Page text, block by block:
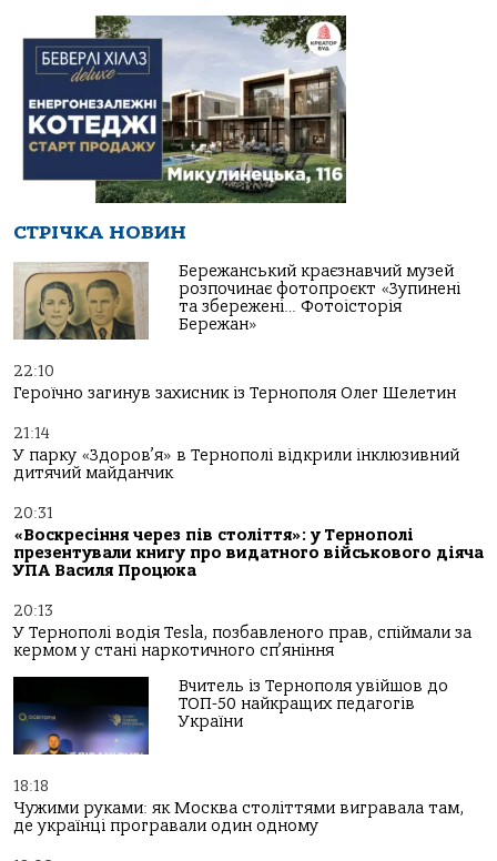
СТРІЧКА НОВИН
Бережанський краєзнавчий музей
розпочинає фотопроєкт «Зупинені
та збережені… Фотоісторія
Бережан»
22:10
Героїчно загинув захисник із Тернополя Олег Шелетин
21:14
У парку «Здоров’я» в Тернополі відкрили інклюзивний
дитячий майданчик
20:31
«Воскресіння через пів століття»: у Тернополі
презентували книгу про видатного військового діяча
УПА Василя Процюка
20:13
У Тернополі водія Tesla, позбавленого прав, спіймали за
кермом у стані наркотичного сп’яніння
Вчитель із Тернополя увійшов до
ТОП-50 найкращих педагогів
України
18:18
Чужими руками: як Москва століттями вигравала там,
де українці програвали один одному